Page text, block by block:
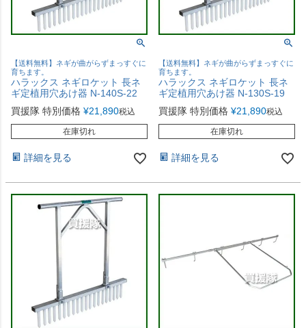
【送料無料】ネギが曲がらずまっすぐに
育ちます。
ハラックス ネギロケット 長ネ
ギ定植用穴あけ器 N-140S-22
買援隊 特別価格 ¥21,890税込
在庫切れ
詳細を見る
【送料無料】ネギが曲がらずまっすぐに
育ちます。
ハラックス ネギロケット 長ネ
ギ定植用穴あけ器 N-130S-19
買援隊 特別価格 ¥21,890税込
在庫切れ
詳細を見る